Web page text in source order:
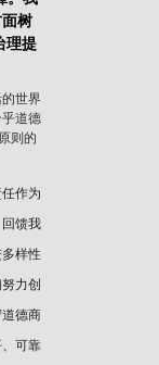
树
理提
世界
道德
则的
作为
馈我
样性
力创
德商
可靠